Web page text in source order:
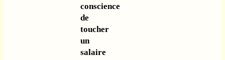
conscience
de
toucher
un
salaire